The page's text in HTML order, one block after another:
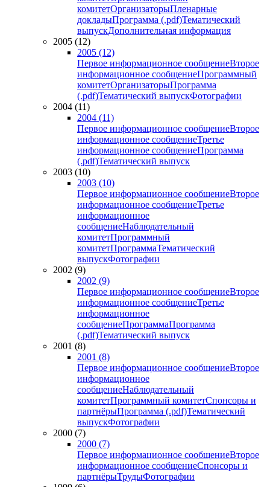
комитетОрганизаторыПленарные
докладыПрограмма (.pdf)Тематический
выпускДополнительная информация
2005 (12)
2005 (12)
Первое информационное сообщениеВторое
информационное сообщениеПрограммный
комитетОрганизаторыПрограмма
(.pdf)Тематический выпускФотографии
2004 (11)
2004 (11)
Первое информационное сообщениеВторое
информационное сообщениеТретье
информационное сообщениеПрограмма
(.pdf)Тематический выпуск
2003 (10)
2003 (10)
Первое информационное сообщениеВторое
информационное сообщениеТретье
информационное
сообщениеНаблюдательный
комитетПрограммный
комитетПрограммаТематический
выпускФотографии
2002 (9)
2002 (9)
Первое информационное сообщениеВторое
информационное сообщениеТретье
информационное
сообщениеПрограммаПрограмма
(.pdf)Тематический выпуск
2001 (8)
2001 (8)
Первое информационное сообщениеВторое
информационное
сообщениеНаблюдательный
комитетПрограммный комитетСпонсоры и
партнёрыПрограмма (.pdf)Тематический
выпускФотографии
2000 (7)
2000 (7)
Первое информационное сообщениеВторое
информационное сообщениеСпонсоры и
партнёрыТрудыФотографии